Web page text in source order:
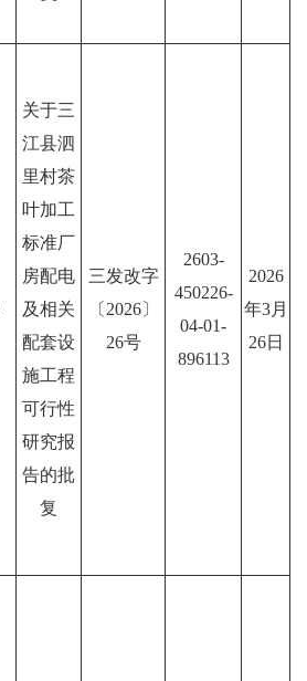
关于三
江县泗
里村茶
叶加工
标准厂
房配电
及相关
配套设
施工程
可行性
研究报
告的批
复
三发改字
〔2026〕
26号
2603-
450226-
04-01-
896113
2026
年3月
26日